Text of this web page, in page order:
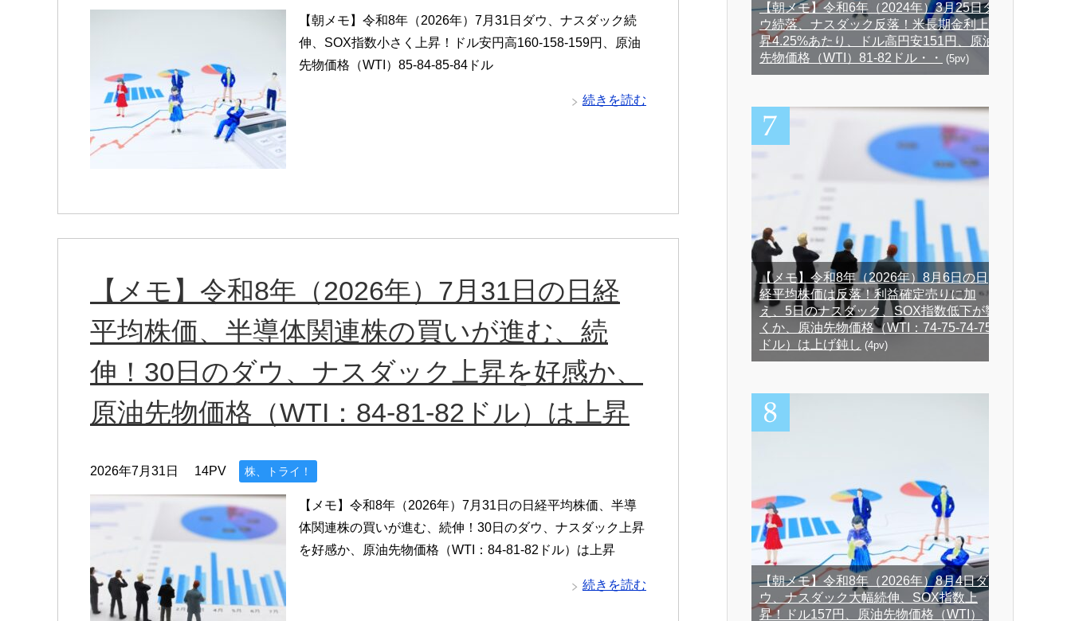
【朝メモ】令和8年（2026年）7月31日ダウ、ナスダック続
伸、SOX指数小さく上昇！ドル安円高160-158-159円、原油
先物価格（WTI）85-84-85-84ドル
続きを読む
【メモ】令和8年（2026年）7月31日の日経
平均株価、半導体関連株の買いが進む、続
伸！30日のダウ、ナスダック上昇を好感か、
原油先物価格（WTI：84-81-82ドル）は上昇
2026年7月31日 14PV 株、トライ！
【メモ】令和8年（2026年）7月31日の日経平均株価、半導
体関連株の買いが進む、続伸！30日のダウ、ナスダック上昇
を好感か、原油先物価格（WTI：84-81-82ドル）は上昇
続きを読む
【朝メモ】令和6年（2024年）3月25日ダ
ウ続落、ナスダック反落！米長期金利上
昇4.25%あたり、ドル高円安151円、原油
先物価格（WTI）81-82ドル・・
(5pv)
【メモ】令和8年（2026年）8月6日の日
経平均株価は反落！利益確定売りに加
え、5日のナスダック、SOX指数低下が響
くか、原油先物価格（WTI：74-75-74-75
ドル）は上げ鈍し (4pv)
【朝メモ】令和8年（2026年）8月4日ダ
ウ、ナスダック大幅続伸、SOX指数上
昇！ドル157円、原油先物価格（WTI）